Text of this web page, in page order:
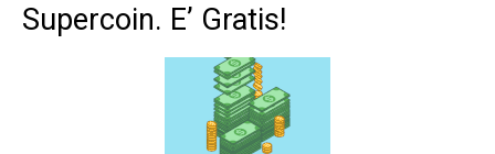
Supercoin. E’ Gratis!